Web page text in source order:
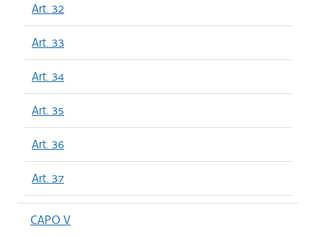
Art. 32
Art. 33
Art. 34
Art. 35
Art. 36
Art. 37
CAPO V